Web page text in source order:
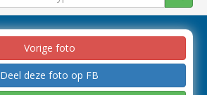
Vorige foto
Deel deze foto op FB